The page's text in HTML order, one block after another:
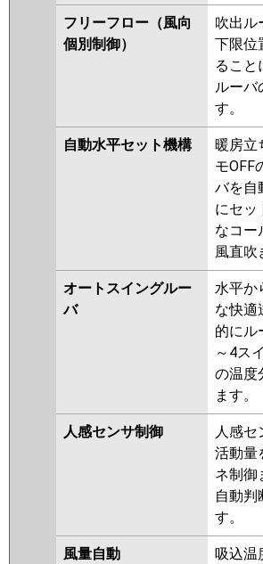
パナソニック PA-P80U7SGNC
PA-P80U7SGC
三菱電機 PLZ-
ZRMP80SHF5
ZRMP80SHBF5
ZRMP80SHFG5
ZRMP80SHLF4
ZRMP80SHF4
ZRMP80SHBF4
ZRMP80SHFG4
ZRMP80SHF3
ZRMP80SHLF3
ZRMP80SHFG3
ZRMP80SHF2
ZRMP80SHLF2
ZRMP80SHFG2
ZRMP80SELFZ
ZRMP80SEFZ
ZRMP80SEFGZ
ZRMP80SELFGZ
ZRMP80SEFY
ZRMP80SELFY
ZRMP80SEFGY
ZRMP80SELFGY
ZRMP80SEFV
ZRMP80SELFV
ZRMP80SEFGV
ZRMP80SELFGV
フリーフロー（風向
個別制御）
吹出ル
下限位
ること
ルーバ
す。
自動水平セット機構
暖房立
モOFF
バを自
にセッ
なコー
風直吹
オートスイングルー
バ
水平か
な快適
的にル
～4ス
の温度
ます。
人感センサ制御
人感セ
活動量
ネ制御
自動判
す。
風量自動
吸込温